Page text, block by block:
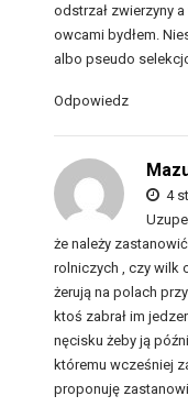
odstrzał zwierzyny
owcami bydłem.
albo pseudo
Odpowiedz
4
że należy
rolniczych , czy wilk
żerują na polach
ktoś zabrał im
nęcisku żeby ją
któremu wcześniej
proponuję